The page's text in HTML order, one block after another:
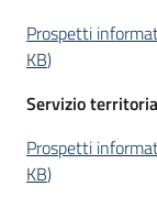
Prospetti
KB)
Servizio
Prospetti
KB)